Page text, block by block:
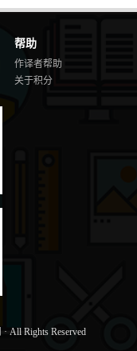
帮助
作译者帮助
关于积分
· All Rights Reserved